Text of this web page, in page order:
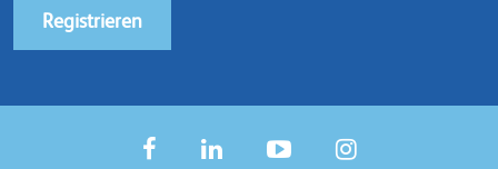
Registrieren